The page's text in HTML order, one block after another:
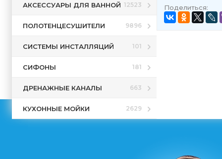
АКСЕССУАРЫ ДЛЯ ВАННОЙ 12523
ПОЛОТЕНЦЕСУШИТЕЛИ 9896
СИСТЕМЫ ИНСТАЛЛЯЦИЙ 101
СИФОНЫ 181
ДРЕНАЖНЫЕ КАНАЛЫ 663
КУХОННЫЕ МОЙКИ 2629
Поделиться: